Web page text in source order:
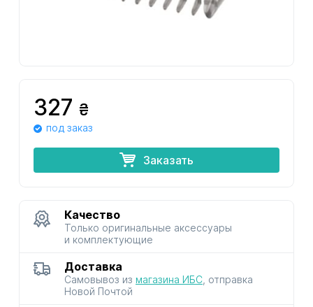
327 ₴
под заказ
Заказать
Качество
Только оригинальные аксессуары
и комплектующие
Доставка
Самовывоз из магазина ИБС , отправка
Новой Почтой